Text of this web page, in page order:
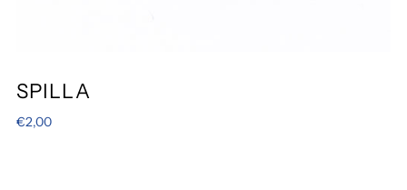
SPILLA
€2,00